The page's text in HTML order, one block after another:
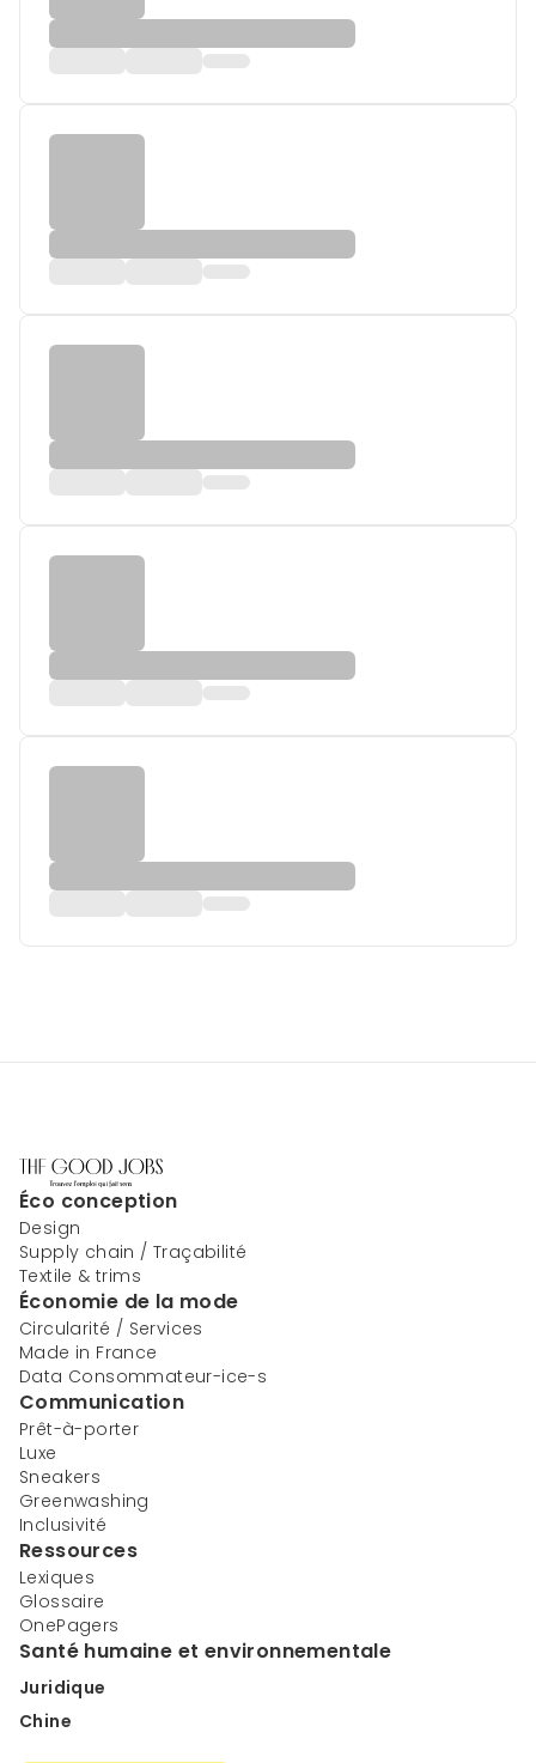
Éco conception
Design
Supply chain / Traçabilité
Textile & trims
Économie de la mode
Circularité / Services
Made in France
Data Consommateur-ice-s
Communication
Prêt-à-porter
Luxe
Sneakers
Greenwashing
Inclusivité
Ressources
Lexiques
Glossaire
OnePagers
Santé humaine et environnementale
Juridique
Chine